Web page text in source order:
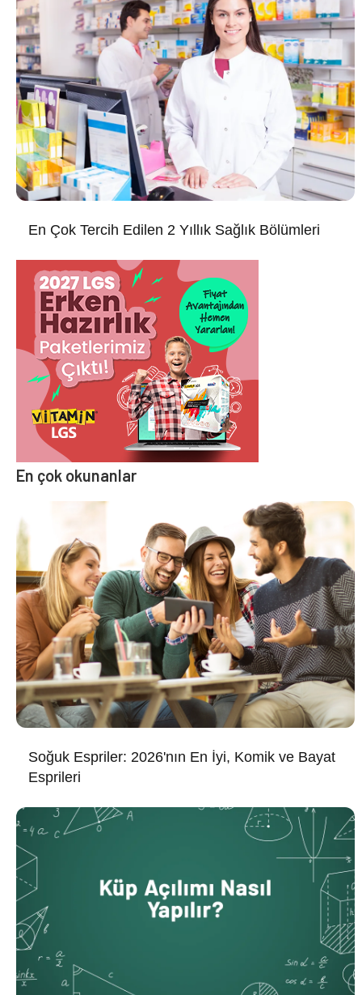
En Çok Tercih Edilen 2 Yıllık Sağlık Bölümleri
En çok okunanlar
Soğuk Espriler: 2026'nın En İyi, Komik ve Bayat
Esprileri